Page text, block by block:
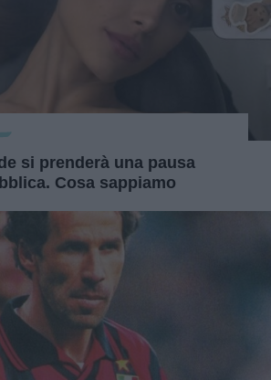
si prenderà una pausa
Cosa sappiamo